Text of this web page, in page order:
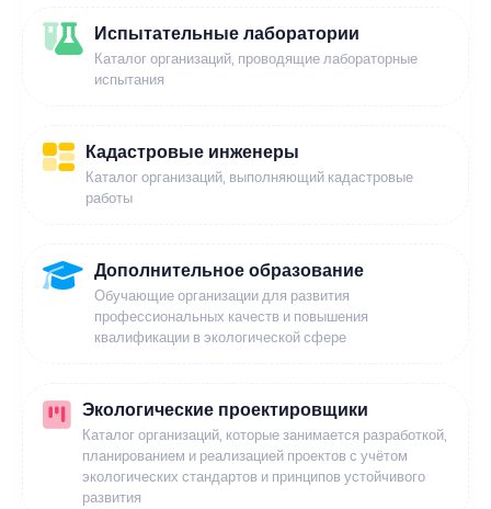
Испытательные лаборатории
Каталог организаций, проводящие лабораторные
испытания
Кадастровые инженеры
Каталог организаций, выполняющий кадастровые
работы
Дополнительное образование
Обучающие организации для развития
профессиональных качеств и повышения
квалификации в экологической сфере
Экологические проектировщики
Каталог организаций, которые занимается разработкой,
планированием и реализацией проектов с учётом
экологических стандартов и принципов устойчивого
развития